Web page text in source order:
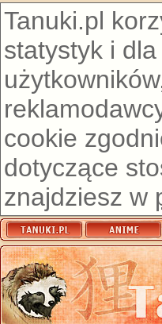
Tanuki.pl
statystyk i
cookie
dotyczące
znajdziesz w